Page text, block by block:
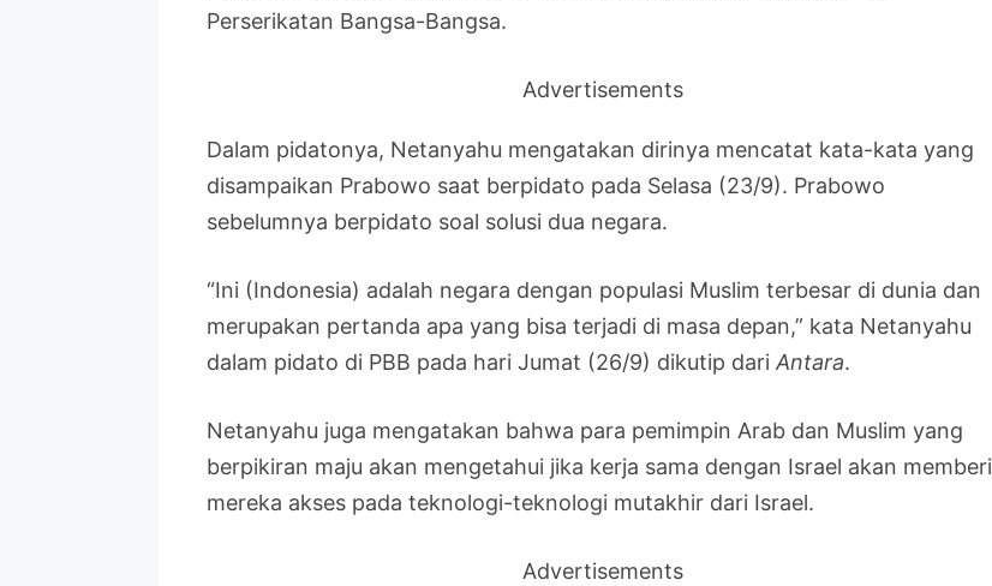
Perserikatan Bangsa-Bangsa.
Advertisements
Dalam pidatonya, Netanyahu mengatakan dirinya mencatat kata-kata yang
disampaikan Prabowo saat berpidato pada Selasa (23/9). Prabowo
sebelumnya berpidato soal solusi dua negara.
“Ini (Indonesia) adalah negara dengan populasi Muslim terbesar di dunia dan
merupakan pertanda apa yang bisa terjadi di masa depan,” kata Netanyahu
dalam pidato di PBB pada hari Jumat (26/9) dikutip dari Antara.
Netanyahu juga mengatakan bahwa para pemimpin Arab dan Muslim yang
berpikiran maju akan mengetahui jika kerja sama dengan Israel akan memberi
mereka akses pada teknologi-teknologi mutakhir dari Israel.
Advertisements